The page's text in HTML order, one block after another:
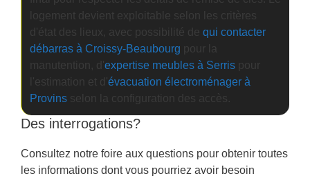
logement devient exploitable selon les critères
d'état des lieux, avec possibilité de qui contacter
débarras à Croissy-Beaubourg pour la
manutention, d'expertise meubles à Serrispour
l'estimation et d'évacuation électroménager à
Provinsselon la configuration des accès.
Des interrogations?
Consultez notre foire aux questions pour obtenir toutes
les informations dont vous pourriez avoir besoin